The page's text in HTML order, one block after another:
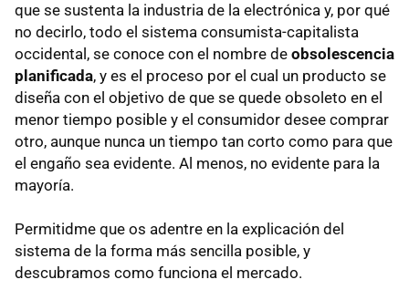
que se sustenta la industria de la electrónica y, por qué
no decirlo, todo el sistema consumista-capitalista
occidental, se conoce con el nombre de obsolescencia
planificada, y es el proceso por el cual un producto se
diseña con el objetivo de que se quede obsoleto en el
menor tiempo posible y el consumidor desee comprar
otro, aunque nunca un tiempo tan corto como para que
el engaño sea evidente. Al menos, no evidente para la
mayoría.
Permitidme que os adentre en la explicación del
sistema de la forma más sencilla posible, y
descubramos como funciona el mercado.